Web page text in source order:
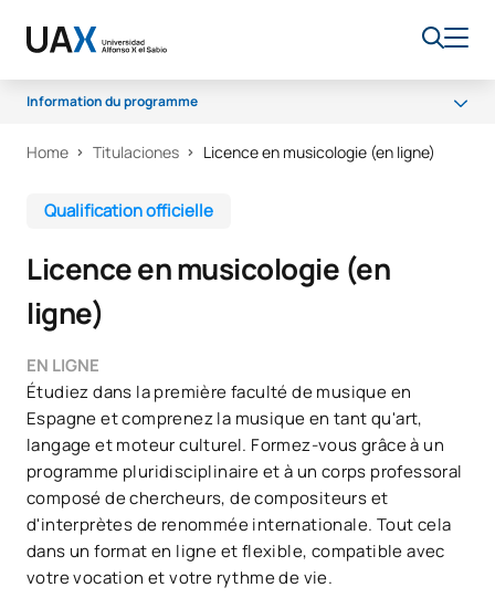
Information du programme
Programme
Bourses et aides financières
Débouchés professionnels
Home Titulaciones Licence en musicologie (en ligne)
Qualification officielle
Licence en musicologie (en
ligne)
EN LIGNE
Étudiez dans la première faculté de musique en
Espagne et comprenez la musique en tant qu'art,
langage et moteur culturel. Formez-vous grâce à un
programme pluridisciplinaire et à un corps professoral
composé de chercheurs, de compositeurs et
d'interprètes de renommée internationale. Tout cela
dans un format en ligne et flexible, compatible avec
votre vocation et votre rythme de vie.